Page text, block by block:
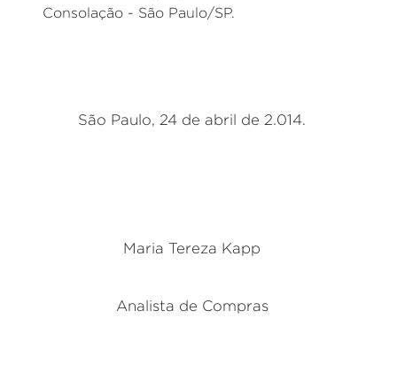
Consolação - São Paulo/SP.
São Paulo, 24 de abril de 2.014.
Maria Tereza Kapp
Analista de Compras